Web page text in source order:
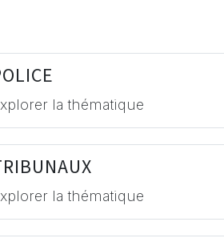
la thématique
la thématique